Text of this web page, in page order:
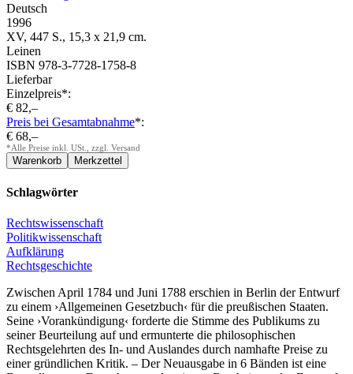
Deutsch
1996
XV, 447 S., 15,3 x 21,9 cm.
Leinen
ISBN 978-3-7728-1758-8
Lieferbar
Einzelpreis*:
€ 82,–
Preis bei Gesamtabnahme*:
€ 68,–
*Alle Preise inkl. USt., zzgl. Versand
Schlagwörter
Rechtswissenschaft
Politikwissenschaft
Aufklärung
Rechtsgeschichte
Zwischen April 1784 und Juni 1788 erschien in Berlin der Entwurf
zu einem ›Allgemeinen Gesetzbuch‹ für die preußischen Staaten.
Seine ›Vorankündigung‹ forderte die Stimme des Publikums zu
seiner Beurteilung auf und ermunterte die philosophischen
Rechtsgelehrten des In- und Auslandes durch namhafte Preise zu
einer gründlichen Kritik. – Der Neuausgabe in 6 Bänden ist eine